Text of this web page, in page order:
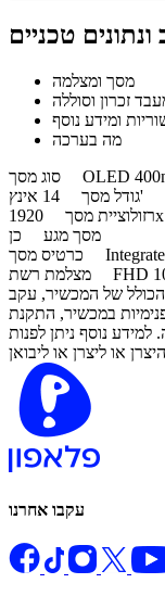
טכניים
מסך ומצלמה
זכרון וסוללה
ומידע נוסף
מה בערכה
סוג מסך OLED
גודל מסך14 אינץ'
רזולוציית מסך
מסך מגע כן
כרטיס מסך
מצלמת רשת FHD
הכולל של המכשיר, עקב
במכשיר, התקנת
למידע נוסף ניתן לפנות
עקבו אחרנו